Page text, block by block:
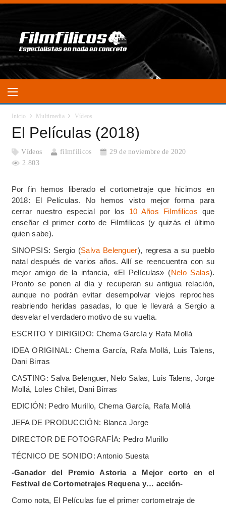
Inicio Multimedia Vídeos
El Películas (2018)
Vídeos filmfilicos
29 de noviembre de 2020
2.803
Por fin hemos liberado el cortometraje que hicimos en
2018: El Películas. No hemos visto mejor forma para
cerrar nuestro especial por los 10 Años Filmfilicos que
enseñar el primer corto de Filmfilicos (y quizás el último
quien sabe).
SINOPSIS: Sergio (Salva Belenguer), regresa a su pueblo
natal después de varios años. Allí se reencuentra con su
mejor amigo de la infancia, «El Películas» (Nelo Salas).
Pronto se ponen al día y recuperan su antigua relación,
aunque no podrán evitar desempolvar viejos reproches
reabriendo heridas pasadas, lo que le llevará a Sergio a
desvelar el verdadero motivo de su vuelta.
ESCRITO Y DIRIGIDO: Chema García y Rafa Mollá
IDEA ORIGINAL: Chema García, Rafa Mollá, Luis Talens,
Dani Birras
CASTING: Salva Belenguer, Nelo Salas, Luis Talens, Jorge
Mollá, Loles Chilet, Dani Birras
EDICIÓN: Pedro Murillo, Chema García, Rafa Mollá
JEFA DE PRODUCCIÓN: Blanca Jorge
DIRECTOR DE FOTOGRAFÍA: Pedro Murillo
TÉCNICO DE SONIDO: Antonio Suesta
-Ganador del Premio Astoria a Mejor corto en el
Festival de Cortometrajes Requena y… acción-
Como nota, El Películas fue el primer cortometraje de